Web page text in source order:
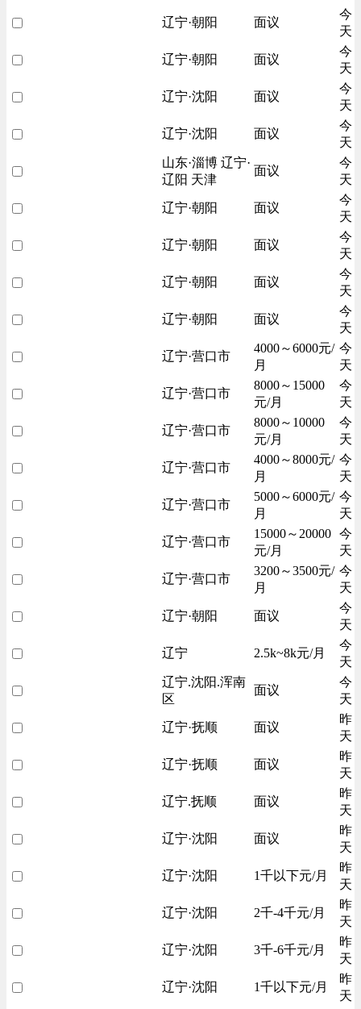
辽宁·朝阳 面议
今
天
辽宁·朝阳 面议
今
天
辽宁·沈阳 面议
今
天
辽宁·沈阳 面议
今
天
山东·淄博 辽宁·
辽阳 天津
面议
今
天
辽宁·朝阳 面议
今
天
辽宁·朝阳 面议
今
天
辽宁·朝阳 面议
今
天
辽宁·朝阳 面议
今
天
辽宁·营口市
4000～6000元/
月
今
天
辽宁·营口市
8000～15000
元/月
今
天
辽宁·营口市
8000～10000
元/月
今
天
辽宁·营口市
4000～8000元/
月
今
天
辽宁·营口市
5000～6000元/
月
今
天
辽宁·营口市
15000～20000
元/月
今
天
辽宁·营口市
3200～3500元/
月
今
天
辽宁·朝阳 面议
今
天
辽宁 2.5k~8k元/月
今
天
辽宁.沈阳.浑南
区
面议
今
天
辽宁·抚顺 面议
昨
天
辽宁·抚顺 面议
昨
天
辽宁.抚顺 面议
昨
天
辽宁·沈阳 面议
昨
天
辽宁·沈阳 1千以下元/月
昨
天
辽宁·沈阳 2千-4千元/月
昨
天
辽宁·沈阳 3千-6千元/月
昨
天
辽宁·沈阳 1千以下元/月
昨
天